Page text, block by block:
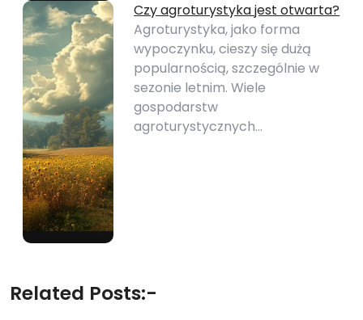
Czy agroturystyka jest otwarta?
Agroturystyka, jako forma
wypoczynku, cieszy się dużą
popularnością, szczególnie w
sezonie letnim. Wiele
gospodarstw
agroturystycznych…
Related Posts:-